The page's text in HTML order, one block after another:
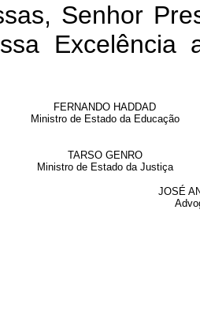
Senhor
Excelência
FERNANDO HADDAD
Ministro de Estado da Educação
TARSO GENRO
Ministro de Estado da Justiça
JOSÉ